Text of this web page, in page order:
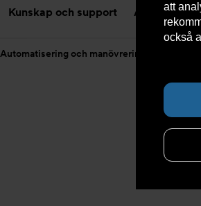
att
också
Kunskap och support Aktuellt
Automatisering och manövrering